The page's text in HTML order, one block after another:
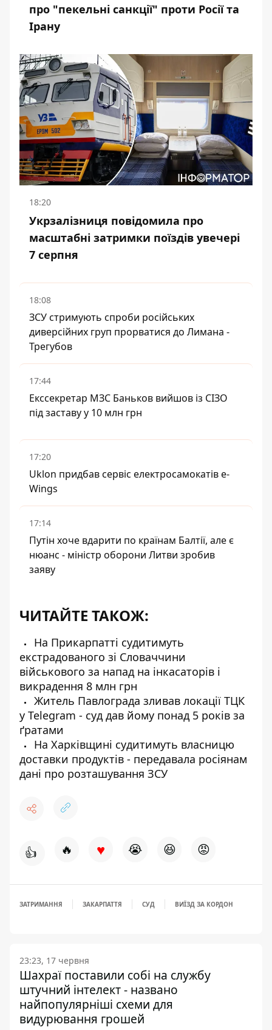
про "пекельні санкції" проти Росії та
Ірану
18:20
Укрзалізниця повідомила про
масштабні затримки поїздів увечері
7 серпня
18:08
ЗСУ стримують спроби російських
диверсійних груп прорватися до Лимана -
Трегубов
17:44
Екссекретар МЗС Баньков вийшов із СІЗО
під заставу у 10 млн грн
17:20
Uklon придбав сервіс електросамокатів e-
Wings
17:14
Путін хоче вдарити по країнам Балтії, але є
нюанс - міністр оборони Литви зробив
заяву
ЧИТАЙТЕ ТАКОЖ:
На Прикарпатті судитимуть
екстрадованого зі Словаччини
військового за напад на інкасаторів і
викрадення 8 млн грн
Житель Павлограда зливав локації ТЦК
у Telegram - суд дав йому понад 5 років за
ґратами
На Харківщині судитимуть власницю
доставки продуктів - передавала росіянам
дані про розташування ЗСУ
👍 🔥 ♥ 😭 😆 😡
ЗАТРИМАННЯ ЗАКАРПАТТЯ СУД ВИЇЗД ЗА КОРДОН
23:23, 17 червня
Шахраї поставили собі на службу
штучний інтелект - названо
найпопулярніші схеми для
видурювання грошей